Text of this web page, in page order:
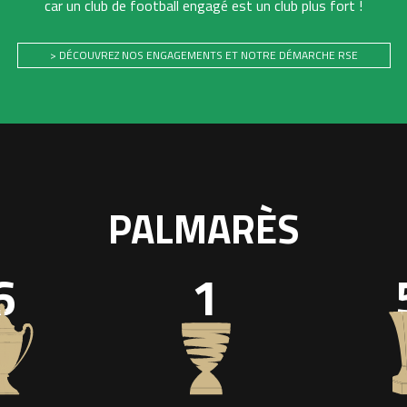
car un club de football engagé est un club plus fort !
> DÉCOUVREZ NOS ENGAGEMENTS ET NOTRE DÉMARCHE RSE
PALMARÈS
1